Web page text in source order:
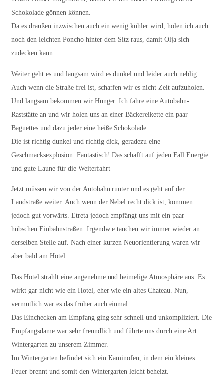
Schokolade gönnen können.
Da es draußen inzwischen auch ein wenig kühler wird, holen ich auch
noch den leichten Poncho hinter dem Sitz raus, damit Olja sich
zudecken kann.
Weiter geht es und langsam wird es dunkel und leider auch neblig.
Auch wenn die Straße frei ist, schaffen wir es nicht Zeit aufzuholen.
Und langsam bekommen wir Hunger. Ich fahre eine Autobahn-
Raststätte an und wir holen uns an einer Bäckereikette ein paar
Baguettes und dazu jeder eine heiße Schokolade.
Die ist richtig dunkel und richtig dick, geradezu eine
Geschmacksexplosion. Fantastisch! Das schafft auf jeden Fall Energie
und gute Laune für die Weiterfahrt.
Jetzt müssen wir von der Autobahn runter und es geht auf der
Landstraße weiter. Auch wenn der Nebel recht dick ist, kommen
jedoch gut vorwärts. Etreta jedoch empfängt uns mit ein paar
hübschen Einbahnstraßen. Irgendwie tauchen wir immer wieder an
derselben Stelle auf. Nach einer kurzen Neuorientierung waren wir
aber bald am Hotel.
Das Hotel strahlt eine angenehme und heimelige Atmosphäre aus. Es
wirkt gar nicht wie ein Hotel, eher wie ein altes Chateau. Nun,
vermutlich war es das früher auch einmal.
Das Einchecken am Empfang ging sehr schnell und unkompliziert. Die
Empfangsdame war sehr freundlich und führte uns durch eine Art
Wintergarten zu unserem Zimmer.
Im Wintergarten befindet sich ein Kaminofen, in dem ein kleines
Feuer brennt und somit den Wintergarten leicht beheizt.